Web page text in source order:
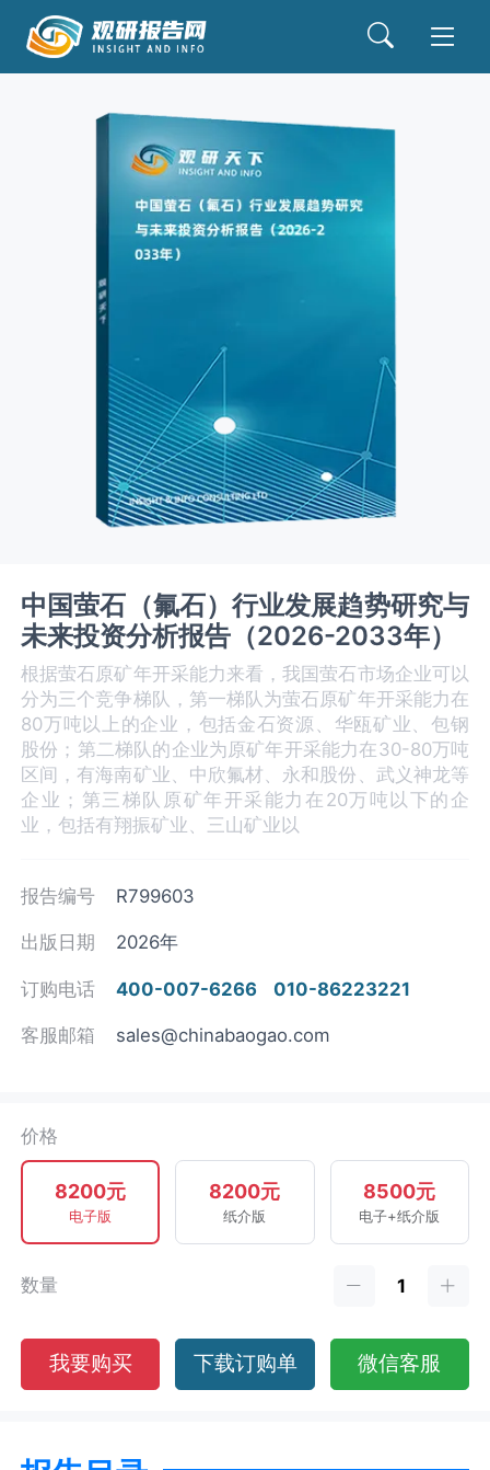
中国萤石（氟石）行业发展趋势研究与
未来投资分析报告（2026-2033年）
根据萤石原矿年开采能力来看，我国萤石市场企业可以
分为三个竞争梯队，第一梯队为萤石原矿年开采能力在
80万吨以上的企业，包括金石资源、华瓯矿业、包钢
股份；第二梯队的企业为原矿年开采能力在30-80万吨
区间，有海南矿业、中欣氟材、永和股份、武义神龙等
企业；第三梯队原矿年开采能力在20万吨以下的企
业，包括有翔振矿业、三山矿业以
报告编号 R799603
出版日期 2026年
订购电话 400-007-6266 010-86223221
客服邮箱 sales@chinabaogao.com
价格
8200元
电子版
8200元
纸介版
8500元
电子+纸介版
数量
我要购买 下载订购单 微信客服